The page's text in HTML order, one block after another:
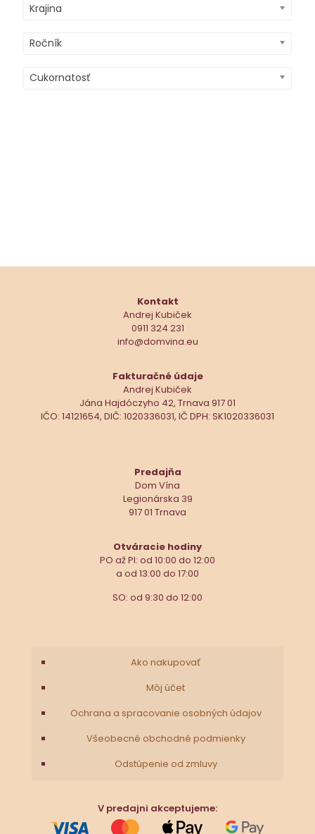
Krajina
Ročník
Cukornatosť
Kontakt
Andrej Kubiček
0911 324 231
info@domvina.eu
Fakturačné údaje
Andrej Kubiček
Jána Hajdóczyho 42, Trnava 917 01
IČO: 14121654, DIČ: 1020336031, IČ DPH: SK1020336031
Predajňa
Dom Vína
Legionárska 39
917 01 Trnava
Otváracie hodiny
PO až PI: od 10:00 do 12:00
a od 13:00 do 17:00
SO: od 9:30 do 12:00
Ako nakupovať
Môj účet
Ochrana a spracovanie osobných údajov
Všeobecné obchodné podmienky
Odstúpenie od zmluvy
V predajni akceptujeme: